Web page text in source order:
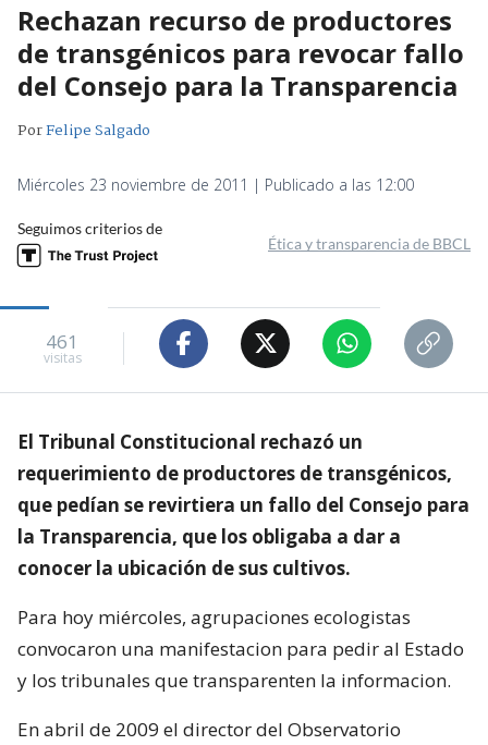
Rechazan recurso de productores
de transgénicos para revocar fallo
del Consejo para la Transparencia
PorFelipe Salgado
Miércoles 23 noviembre de 2011 | Publicado a las 12:00
Seguimos criterios de
Ética y transparencia de BBCL
461
visitas
El Tribunal Constitucional rechazó un
requerimiento de productores de transgénicos,
que pedían se revirtiera un fallo del Consejo para
la Transparencia, que los obligaba a dar a
conocer la ubicación de sus cultivos.
Para hoy miércoles, agrupaciones ecologistas
convocaron una manifestacion para pedir al Estado
y los tribunales que transparenten la informacion.
En abril de 2009 el director del Observatorio